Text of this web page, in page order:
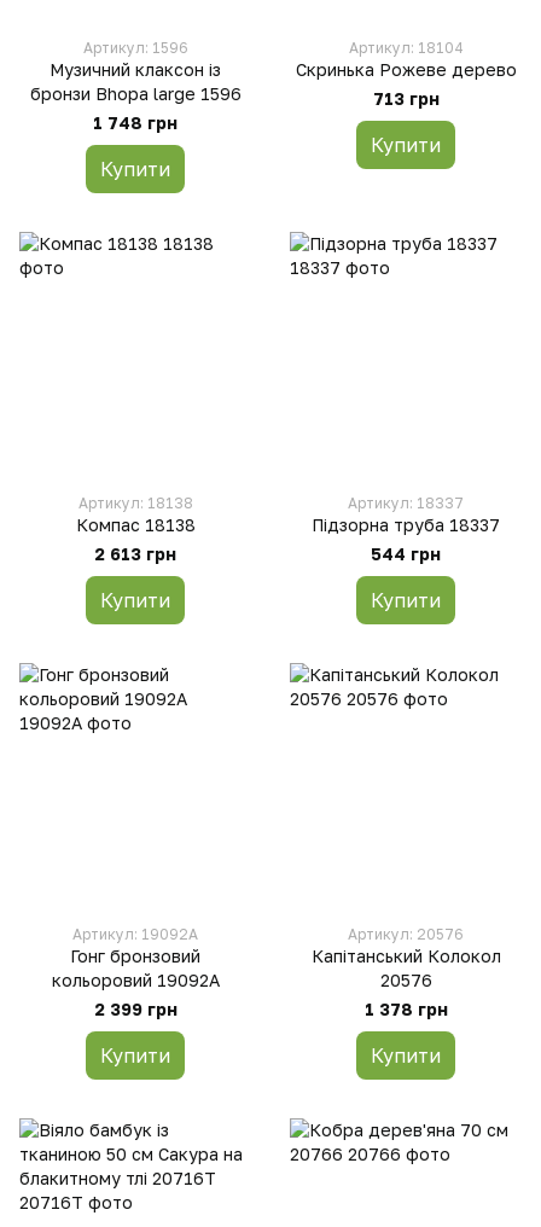
Артикул: 1596
Музичний клаксон із
бронзи Bhopa large 1596
1 748 грн
Купити
Артикул: 18104
Скринька Рожеве дерево
713 грн
Купити
Артикул: 18138
Компас 18138
2 613 грн
Купити
Артикул: 18337
Підзорна труба 18337
544 грн
Купити
Артикул: 19092A
Гонг бронзовий
кольоровий 19092A
2 399 грн
Купити
Артикул: 20576
Капітанський Колокол
20576
1 378 грн
Купити